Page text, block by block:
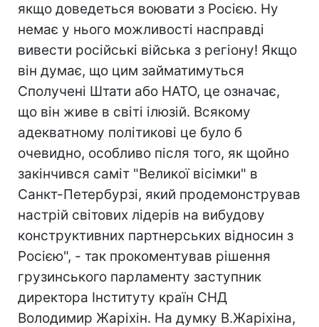
якщо доведеться воювати з Росією. Ну
немає у нього можливості насправді
вивести російські війська з регіону! Якщо
він думає, що цим займатимуться
Сполучені Штати або НАТО, це означає,
що він живе в світі ілюзій. Всякому
адекватному політикові це було б
очевидно, особливо після того, як щойно
закінчився саміт "Великої вісімки" в
Санкт-Петербурзі, який продемонстрував
настрій світових лідерів на вибудову
конструктивних партнерських відносин з
Росією", - так прокоментував рішення
грузинського парламенту заступник
директора Інституту країн СНД
Володимир Жаріхін. На думку В.Жаріхіна,